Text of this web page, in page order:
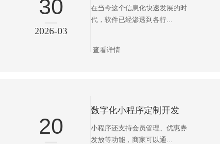
30
2026-03
在当今这个信息化快速发展的时
代，软件已经渗透到各行...
查看详情
20
数字化小程序定制开发
小程序还支持会员管理、优惠券
发放等功能，商家可以通...